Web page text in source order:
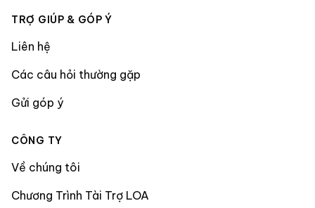
TRỢ GIÚP & GÓP Ý
Liên hệ
Các câu hỏi thường gặp
Gửi góp ý
CÔNG TY
Về chúng tôi
Chương Trình Tài Trợ LOA